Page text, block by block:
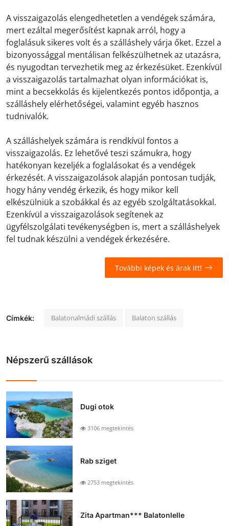
A visszaigazolás elengedhetetlen a vendégek számára,
mert ezáltal megerősítést kapnak arról, hogy a
foglalásuk sikeres volt és a szálláshely várja őket. Ezzel a
bizonyossággal mentálisan felkészülhetnek az utazásra,
és nyugodtan tervezhetik meg az érkezésüket. Ezenkívül
a visszaigazolás tartalmazhat olyan információkat is,
mint a becsekkolás és kijelentkezés pontos időpontja, a
szálláshely elérhetőségei, valamint egyéb hasznos
tudnivalók.
A szálláshelyek számára is rendkívül fontos a
visszaigazolás. Ez lehetővé teszi számukra, hogy
hatékonyan kezeljék a foglalásokat és a vendégek
érkezését. A visszaigazolások alapján pontosan tudják,
hogy hány vendég érkezik, és hogy mikor kell
elkészülniük a szobákkal és az egyéb szolgáltatásokkal.
Ezenkívül a visszaigazolások segítenek az
ügyfélszolgálati tevékenységben is, mert a szálláshelyek
fel tudnak készülni a vendégek érkezésére.
További képek és árak itt!
Címkék: Balatonalmádi szállás Balaton szállás
Népszerű szállások
Dugi otok
3106 megtekintés
Rab sziget
2753 megtekintés
Zita Apartman*** Balatonlelle